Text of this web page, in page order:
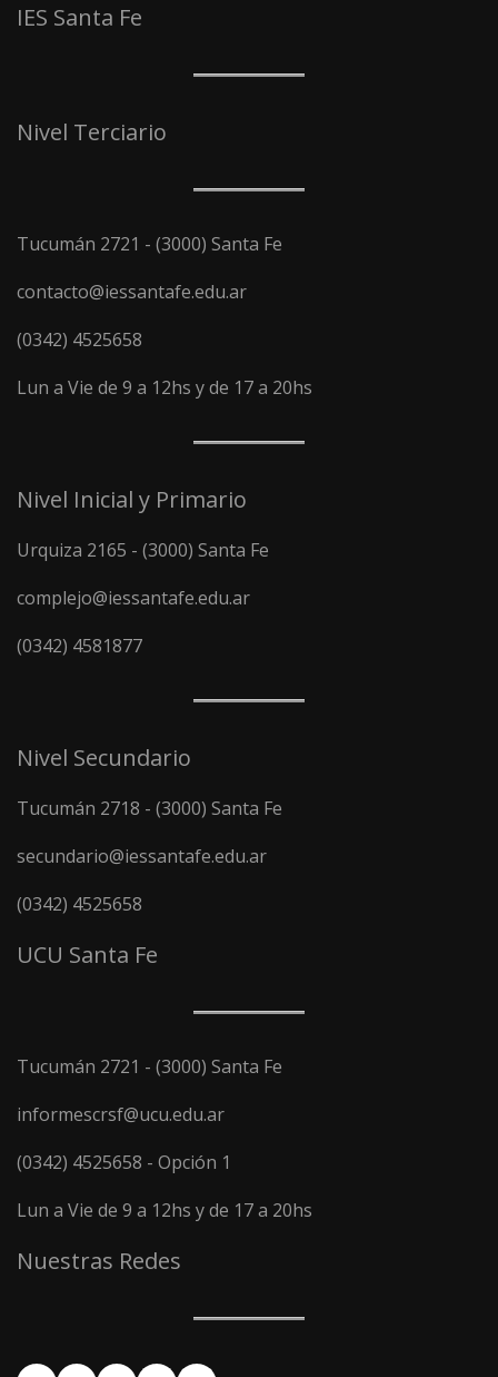
IES Santa Fe
Nivel Terciario
Tucumán 2721 - (3000) Santa Fe
contacto@iessantafe.edu.ar
(0342) 4525658
Lun a Vie de 9 a 12hs y de 17 a 20hs
Nivel Inicial y Primario
Urquiza 2165 - (3000) Santa Fe
complejo@iessantafe.edu.ar
(0342) 4581877
Nivel Secundario
Tucumán 2718 - (3000) Santa Fe
secundario@iessantafe.edu.ar
(0342) 4525658
UCU Santa Fe
Tucumán 2721 - (3000) Santa Fe
informescrsf@ucu.edu.ar
(0342) 4525658 - Opción 1
Lun a Vie de 9 a 12hs y de 17 a 20hs
Nuestras Redes